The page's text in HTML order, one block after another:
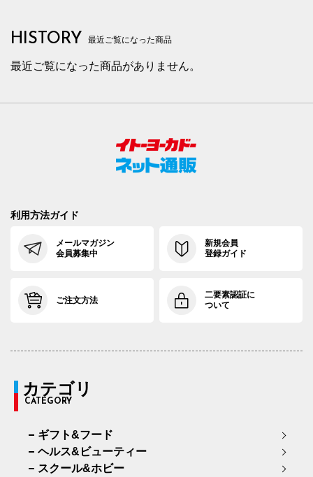
HISTORY 最近ご覧になった商品
最近ご覧になった商品がありません。
利用方法ガイド
メールマガジン
会員募集中
新規会員
登録ガイド
ご注文方法
二要素認証に
ついて
カテゴリ
CATEGORY
ギフト&フード
ヘルス&ビューティー
スクール&ホビー